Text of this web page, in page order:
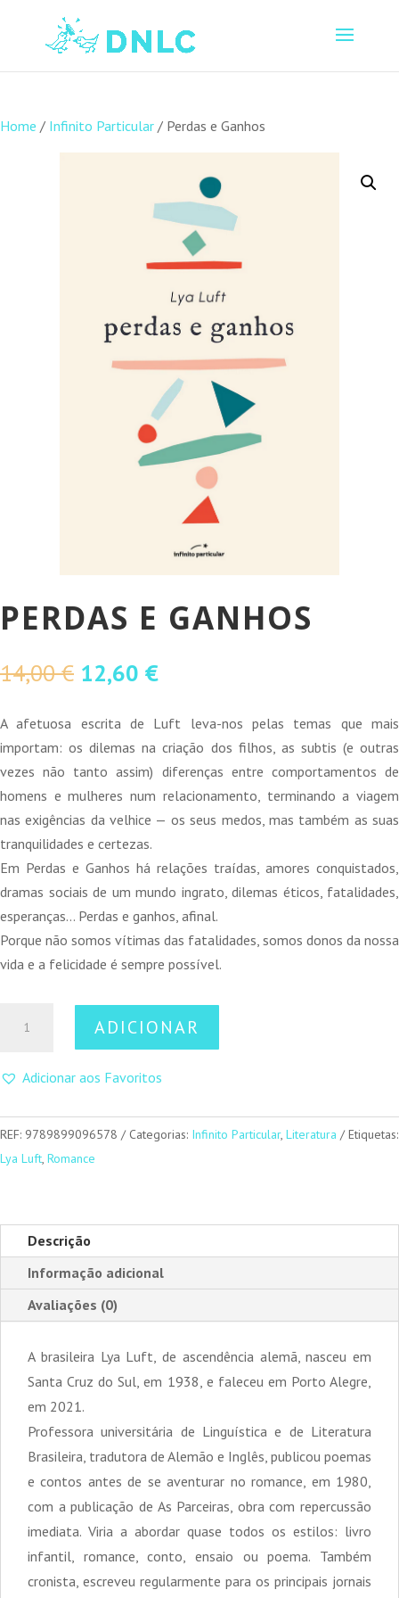
Home / Infinito Particular / Perdas e Ganhos
PERDAS E GANHOS
14,00€ O
original
era:
14,00 €.
12,60 €O
atual
é:
12,60 €.
A afetuosa escrita de Luft leva-nos pelas temas que mais
importam: os dilemas na criação dos filhos, as subtis (e outras
vezes não tanto assim) diferenças entre comportamentos de
homens e mulheres num relacionamento, terminando a viagem
nas exigências da velhice — os seus medos, mas também as suas
tranquilidades e certezas.
Em Perdas e Ganhos há relações traídas, amores conquistados,
dramas sociais de um mundo ingrato, dilemas éticos, fatalidades,
esperanças… Perdas e ganhos, afinal.
Porque não somos vítimas das fatalidades, somos donos da nossa
vida e a felicidade é sempre possível.
e
ADICIONAR
Adicionar aos Favoritos
REF: 9789899096578 Categorias: Infinito Particular, Literatura
Etiquetas:
Lya Luft Romance
Descrição
Informação adicional
Avaliações (0)
A brasileira Lya Luft, de ascendência alemã, nasceu em
Santa Cruz do Sul, em 1938, e faleceu em Porto Alegre,
em 2021.
Professora universitária de Linguística e de Literatura
Brasileira, tradutora de Alemão e Inglês, publicou poemas
e contos antes de se aventurar no romance, em 1980,
com a publicação de As Parceiras, obra com repercussão
imediata. Viria a abordar quase todos os estilos: livro
infantil, romance, conto, ensaio ou poema. Também
cronista, escreveu regularmente para os principais jornais